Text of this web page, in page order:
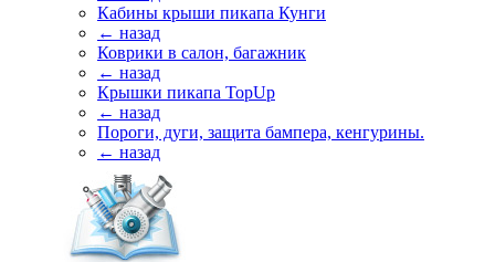
Кабины крыши пикапа Кунги
← назад
Коврики в салон, багажник
← назад
Крышки пикапа TopUp
← назад
Пороги, дуги, защита бампера, кенгурины.
← назад